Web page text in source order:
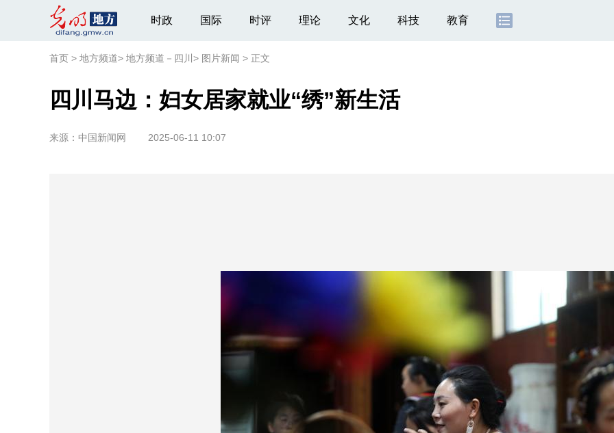
时政 国际 时评 理论 文化 科技 教育
首页 > 地方频道> 地方频道－四川 > 图片新闻 > 正文
四川马边：妇女居家就业“绣”新生活
来源： 中国新闻网 2025-06-11 10:07